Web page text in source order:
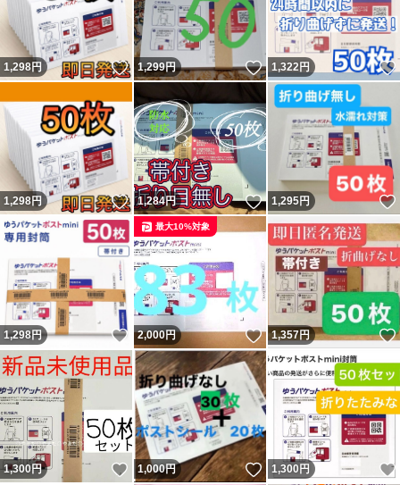
1,298円 いいね！
1,299円 いいね！
1,322円
1,298円 いいね！
1,284円 いいね！
1,295円
1,298円 いいね！
2,000円 いいね！
最大10%対象
1,357円
1,300円 いいね！
1,000円 いいね！
1,300 円